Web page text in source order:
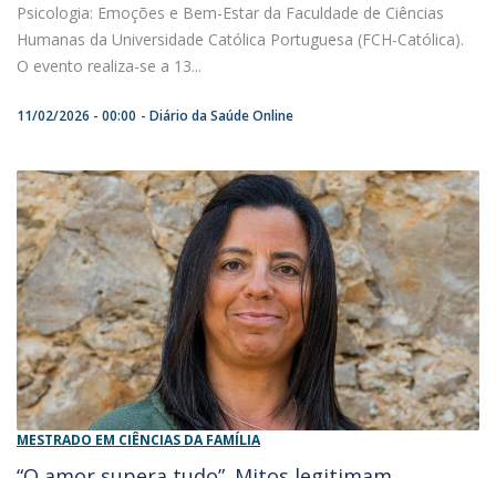
Psicologia: Emoções e Bem-Estar da Faculdade de Ciências
Humanas da Universidade Católica Portuguesa (FCH-Católica).
O evento realiza-se a 13...
11/02/2026 - 00:00 Diário da Saúde Online
MESTRADO EM CIÊNCIAS DA FAMÍLIA